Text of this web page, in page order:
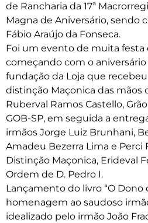
de Rancharia da 17ª
Magna de Aniversário, sendo
Fábio Araújo da Fonseca.
Foi um evento de muita festa
começando com o aniversário
fundação da Loja que
distinção Maçonica das
Ruberval Ramos Castello,
GOB-SP, em seguida a
irmãos Jorge Luiz Brunhani,
Amadeu Bezerra Lima e Perci
Distinção Maçonica, Erideval
Ordem de D. Pedro I.
Lançamento do livro “O Dono
homenagem ao saudoso
idealizado pelo irmão João